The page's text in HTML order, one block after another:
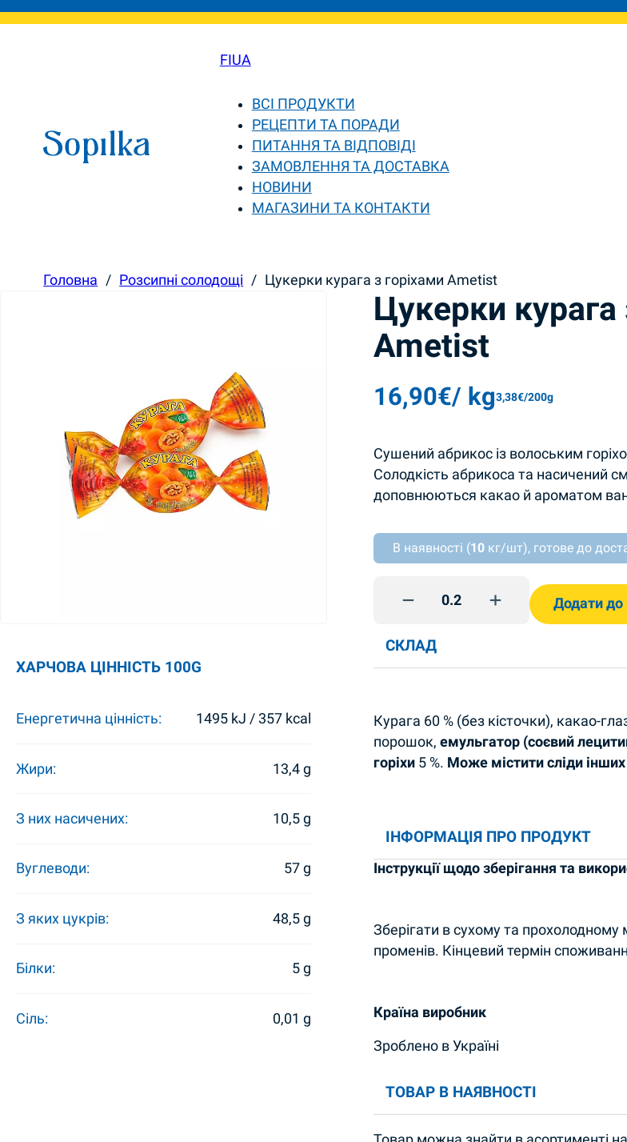
FIUA
ВСІ ПРОДУКТИ
РЕЦЕПТИ ТА ПОРАДИ
ПИТАННЯ ТА ВІДПОВІДІ
ЗАМОВЛЕННЯ ТА ДОСТАВКА
НОВИНИ
МАГАЗИНИ ТА КОНТАКТИ
Головна / Розсипні солодощі / Цукерки курага з горіхами Ametist
Цукерки курага
Ametist
16,90€/ kg3,38€/200g
Сушений абрикос із волоським
Солодкість абрикоса та насичений
доповнюються какао й ароматом
В наявності (10 кг/шт), готове до
Цукерки курага з горіхами
Додати
ХАРЧОВА ЦІННІСТЬ 100G
Енергетична цінність: 1495 kJ / 357 kcal
Жири: 13,4 g
З них насичених: 10,5 g
Вуглеводи: 57 g
З яких цукрів: 48,5 g
Білки: 5 g
Сіль: 0,01 g
СКЛАД
Курага 60 % (без кісточки), какао-
порошок,емульгатор (соєвий
горіхи 5 %. Може містити сліди
ІНФОРМАЦІЯ ПРО ПРОДУКТ
Інструкції щодо зберігання та
Зберігати в сухому та прохолодному
променів. Кінцевий термін
Країна виробник
Зроблено в Україні
ТОВАР В НАЯВНОСТІ